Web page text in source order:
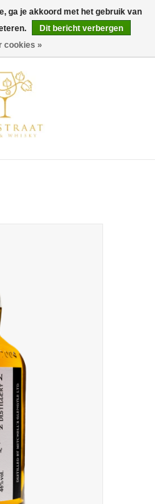
0 Artikelen - €0,00
ga je akkoord met het gebruik van
Dit bericht verbergen
cookies »